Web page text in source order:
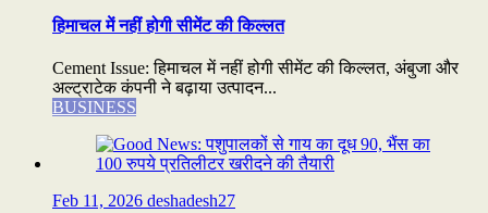
हिमाचल में नहीं होगी सीमेंट की किल्लत
Cement Issue: हिमाचल में नहीं होगी सीमेंट की किल्लत, अंबुजा और
अल्ट्राटेक कंपनी ने बढ़ाया उत्पादन...
BUSINESS
Feb 11, 2026 deshadesh27